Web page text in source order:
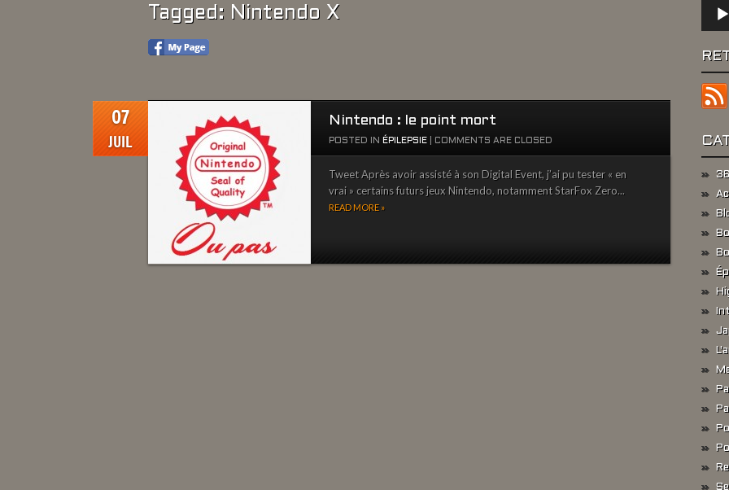
Tagged: Nintendo X
07
JUIL
Nintendo : le point mort
POSTED IN ÉPILEPSIE COMMENTS ARE CLOSED
Tweet Après avoir assisté à son Digital Event, j’ai pu tester « en
vrai » certains futurs jeux Nintendo, notamment StarFox Zero...
READ MORE »
audio